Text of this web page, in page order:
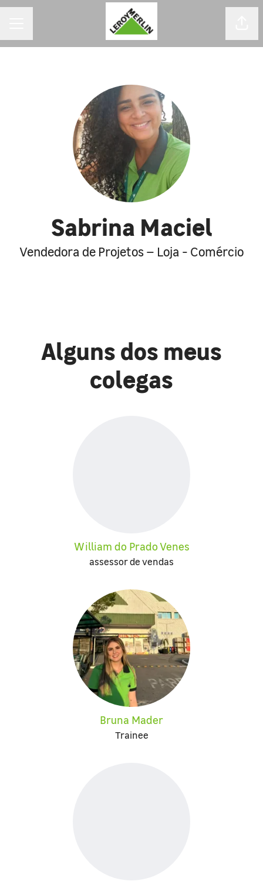
Sabrina Maciel
Vendedora de Projetos – Loja - Comércio
Alguns dos meus
colegas
William do Prado Venes
assessor de vendas
Bruna Mader
Trainee